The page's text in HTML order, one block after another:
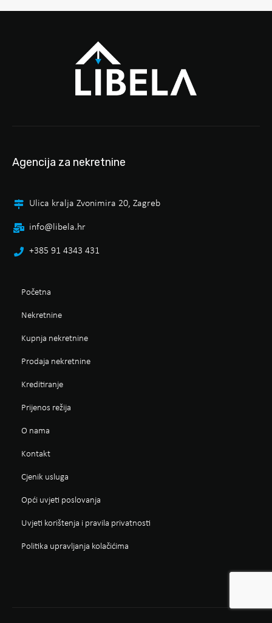
Agencija za nekretnine
Ulica kralja Zvonimira 20, Zagreb
info@libela.hr
+385 91 4343 431
Početna
Nekretnine
Kupnja nekretnine
Prodaja nekretnine
Kreditiranje
Prijenos režija
O nama
Kontakt
Cjenik usluga
Opći uvjeti poslovanja
Uvjeti korištenja i pravila privatnosti
Politika upravljanja kolačićima